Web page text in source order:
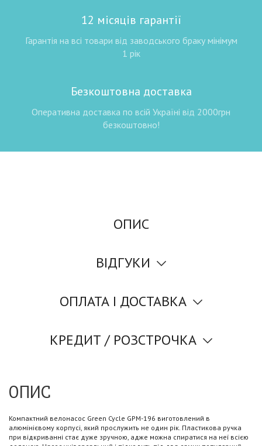
12 місяців гарантії
Гарантія на всі товари від заводського браку мінімум
1 рік
Безкоштовна доставка
Оперативна доставка по всій Україні від 2000грн
безкоштовно!
ОПИС
ВІДГУКИ
ОПЛАТА І ДОСТАВКА
КРЕДИТ / РОЗСТРОЧКА
ОПИС
Компактний велонасос Green Cycle GPM-196 виготовлений в
алюмінієвому корпусі, який прослужить не один рік. Пластикова ручка
при відкриванні стає дуже зручною, адже можна спиратися на неї всією